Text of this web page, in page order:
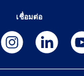
เชื่อมต่อ